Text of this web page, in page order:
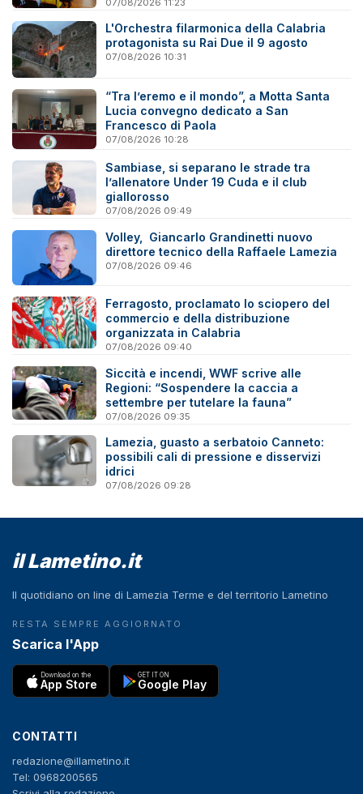
L'Orchestra filarmonica della Calabria
protagonista su Rai Due il 9 agosto
07/08/2026 10:31
“Tra l’eremo e il mondo”, a Motta Santa
Lucia convegno dedicato a San
Francesco di Paola
07/08/2026 10:28
Sambiase, si separano le strade tra
l’allenatore Under 19 Cuda e il club
giallorosso
07/08/2026 09:49
Volley, Giancarlo Grandinetti nuovo
direttore tecnico della Raffaele Lamezia
07/08/2026 09:46
Ferragosto, proclamato lo sciopero del
commercio e della distribuzione
organizzata in Calabria
07/08/2026 09:40
Siccità e incendi, WWF scrive alle
Regioni: “Sospendere la caccia a
settembre per tutelare la fauna”
07/08/2026 09:35
Lamezia, guasto a serbatoio Canneto:
possibili cali di pressione e disservizi
idrici
07/08/2026 09:28
il Lametino.it
Il quotidiano on line di Lamezia Terme e del territorio Lametino
RESTA SEMPRE AGGIORNATO
Scarica l'App
Download on the
App Store
GET IT ON
Google Play
CONTATTI
redazione@illametino.it
Tel: 0968200565